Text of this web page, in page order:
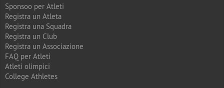
Sponsoo per Atleti
Registra un Atleta
Registra una Squadra
Registra un Club
Registra un Associazione
FAQ per Atleti
Atleti olimpici
College Athletes